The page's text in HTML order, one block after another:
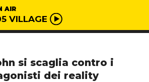
AIR
VILLAGE
si scaglia contro i
dei reality